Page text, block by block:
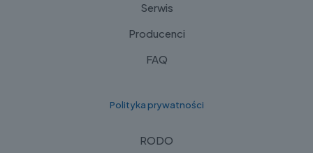
Serwis
Producenci
FAQ
Polityka prywatności
RODO